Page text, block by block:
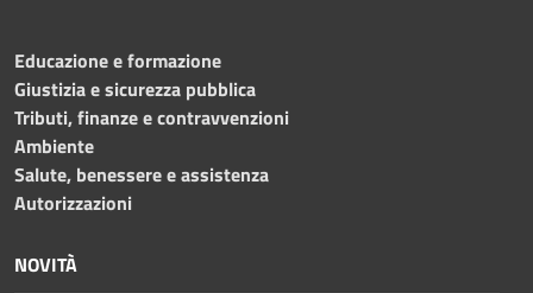
Educazione e formazione
Giustizia e sicurezza pubblica
Tributi, finanze e contravvenzioni
Ambiente
Salute, benessere e assistenza
Autorizzazioni
NOVITÀ